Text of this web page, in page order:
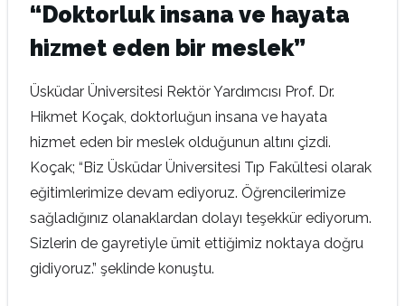
“Doktorluk insana ve hayata
hizmet eden bir meslek”
Üsküdar Üniversitesi Rektör Yardımcısı Prof. Dr.
Hikmet Koçak, doktorluğun insana ve hayata
hizmet eden bir meslek olduğunun altını çizdi.
Koçak; “Biz Üsküdar Üniversitesi Tıp Fakültesi olarak
eğitimlerimize devam ediyoruz. Öğrencilerimize
sağladığınız olanaklardan dolayı teşekkür ediyorum.
Sizlerin de gayretiyle ümit ettiğimiz noktaya doğru
gidiyoruz.” şeklinde konuştu.